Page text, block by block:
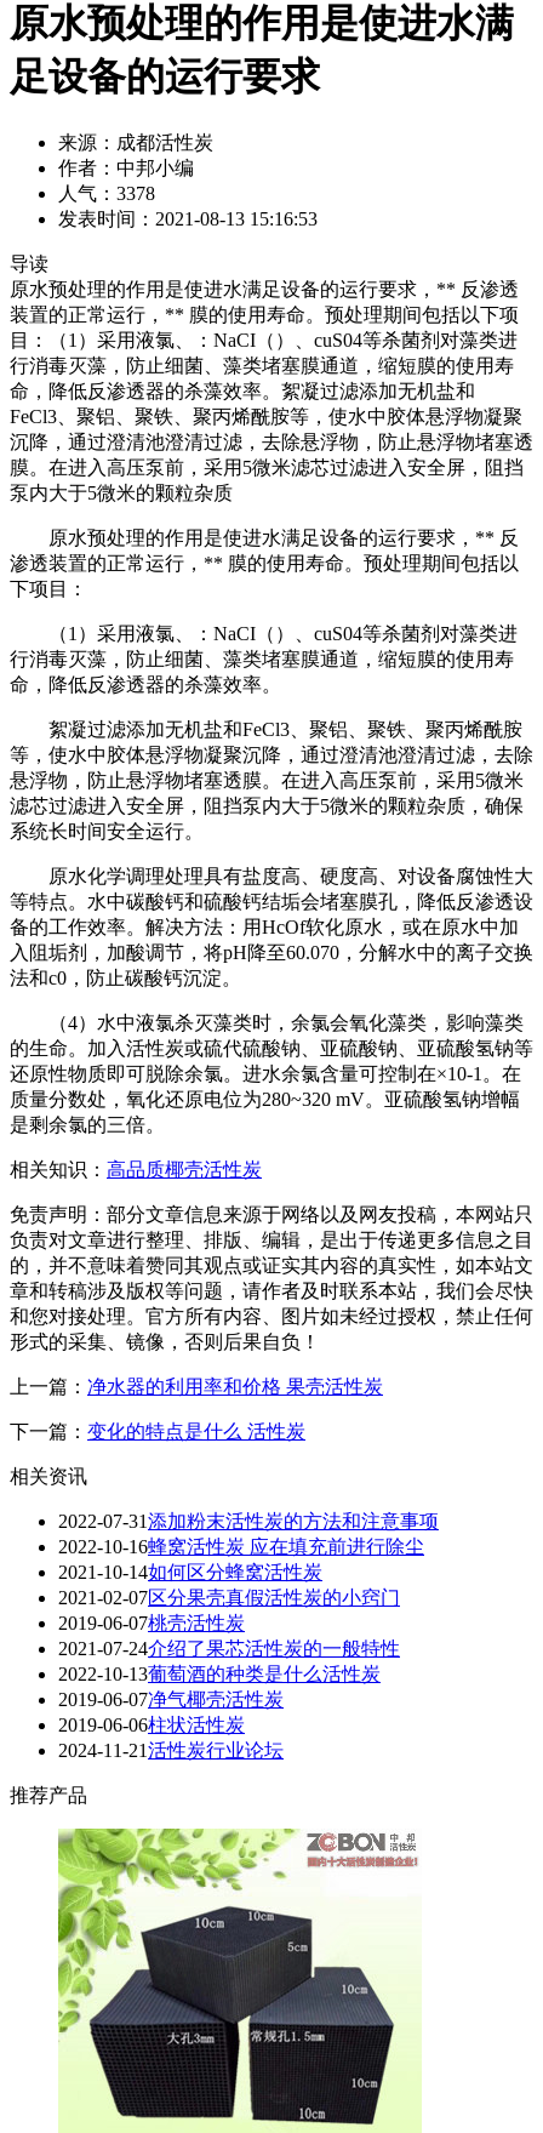
原水预处理的作用是使进水满
足设备的运行要求
来源：成都活性炭
作者：中邦小编
人气：3378
发表时间：2021-08-13 15:16:53
导读
原水预处理的作用是使进水满足设备的运行要求，** 反渗透
装置的正常运行，** 膜的使用寿命。预处理期间包括以下项
目：（1）采用液氯、：NaCI（）、cuS04等杀菌剂对藻类进
行消毒灭藻，防止细菌、藻类堵塞膜通道，缩短膜的使用寿
命，降低反渗透器的杀藻效率。絮凝过滤添加无机盐和
FeCl3、聚铝、聚铁、聚丙烯酰胺等，使水中胶体悬浮物凝聚
沉降，通过澄清池澄清过滤，去除悬浮物，防止悬浮物堵塞透
膜。在进入高压泵前，采用5微米滤芯过滤进入安全屏，阻挡
泵内大于5微米的颗粒杂质
原水预处理的作用是使进水满足设备的运行要求，** 反
渗透装置的正常运行，** 膜的使用寿命。预处理期间包括以
下项目：
（1）采用液氯、：NaCI（）、cuS04等杀菌剂对藻类进
行消毒灭藻，防止细菌、藻类堵塞膜通道，缩短膜的使用寿
命，降低反渗透器的杀藻效率。
絮凝过滤添加无机盐和FeCl3、聚铝、聚铁、聚丙烯酰胺
等，使水中胶体悬浮物凝聚沉降，通过澄清池澄清过滤，去除
悬浮物，防止悬浮物堵塞透膜。在进入高压泵前，采用5微米
滤芯过滤进入安全屏，阻挡泵内大于5微米的颗粒杂质，确保
系统长时间安全运行。
原水化学调理处理具有盐度高、硬度高、对设备腐蚀性大
等特点。水中碳酸钙和硫酸钙结垢会堵塞膜孔，降低反渗透设
备的工作效率。解决方法：用HcOf软化原水，或在原水中加
入阻垢剂，加酸调节，将pH降至60.070，分解水中的离子交换
法和c0，防止碳酸钙沉淀。
（4）水中液氯杀灭藻类时，余氯会氧化藻类，影响藻类
的生命。加入活性炭或硫代硫酸钠、亚硫酸钠、亚硫酸氢钠等
还原性物质即可脱除余氯。进水余氯含量可控制在×10-1。在
质量分数处，氧化还原电位为280~320 mV。亚硫酸氢钠增幅
是剩余氯的三倍。
相关知识： 高品质椰壳活性炭
免责声明：部分文章信息来源于网络以及网友投稿，本网站只
负责对文章进行整理、排版、编辑，是出于传递更多信息之目
的，并不意味着赞同其观点或证实其内容的真实性，如本站文
章和转稿涉及版权等问题，请作者及时联系本站，我们会尽快
和您对接处理。官方所有内容、图片如未经过授权，禁止任何
形式的采集、镜像，否则后果自负！
上一篇： 净水器的利用率和价格 果壳活性炭
下一篇： 变化的特点是什么 活性炭
相关资讯
2022-07-31添加粉末活性炭的方法和注意事项
2022-10-16蜂窝活性炭 应在填充前进行除尘
2021-10-14如何区分蜂窝活性炭
2021-02-07区分果壳真假活性炭的小窍门
2019-06-07桃壳活性炭
2021-07-24介绍了果芯活性炭的一般特性
2022-10-13葡萄酒的种类是什么活性炭
2019-06-07净气椰壳活性炭
2019-06-06柱状活性炭
2024-11-21活性炭行业论坛
推荐产品